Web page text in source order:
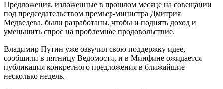
Предложения, изложенные в прошлом месяце на совещании
под председательством премьер-министра Дмитрия
Медведева, были разработаны, чтобы и поднять доход и
уменьшить спрос на проблемное продовольствие.
Владимир Путин уже озвучил свою поддержку идее,
сообщили в пятницу Ведомости, и в Минфине ожидается
публикация конкретного предложения в ближайшие
несколько недель.